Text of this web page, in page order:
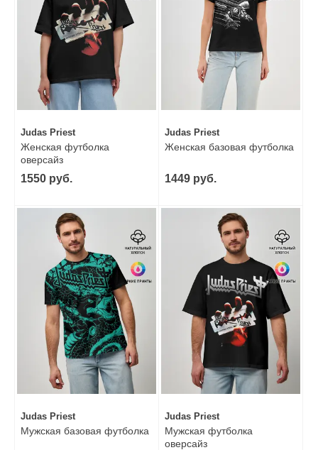
Judas Priest
Женская футболка
оверсайз
1550 руб.
Judas Priest
Женская базовая футболка
1449 руб.
Judas Priest
Мужская базовая футболка
Judas Priest
Мужская футболка
оверсайз